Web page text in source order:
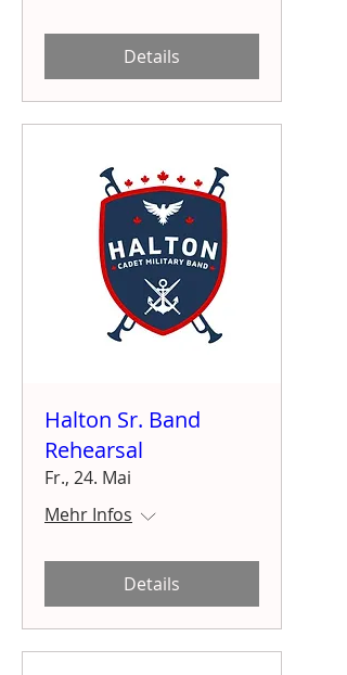
Details
Halton Sr. Band
Rehearsal
Fr., 24. Mai
Mehr Infos
Details